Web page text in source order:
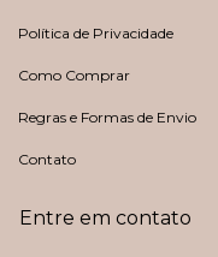
Política de Privacidade
Como Comprar
Regras e Formas de Envio
Contato
Entre em contato